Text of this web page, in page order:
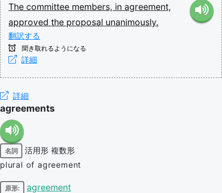
The committee members, in agreement,
approved the proposal unanimously.
翻訳する
聞き取れるようになる
詳細
詳細
agreements
名詞 活用形 複数形
plural of agreement
原形: agreement